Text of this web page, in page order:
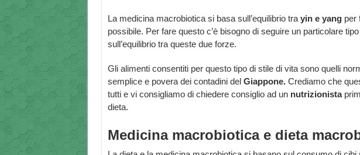
La medicina macrobiotica si basa sull’equilibrio tra yin e yangper
possibile. Per fare questo c’è bisogno di seguire un particolare
sull’equilibrio tra queste due forze.
Gli alimenti consentiti per questo tipo di stile di vita sono quelli
semplice e povera dei contadini del Giappone.Crediamo che
tutti e vi consigliamo di chiedere consiglio ad un nutrizionista
dieta.
Medicina macrobiotica e dieta